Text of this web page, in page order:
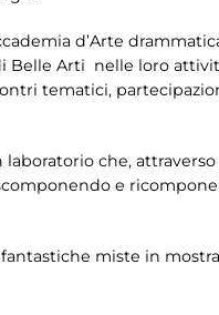
d’Arte
Belle Arti nelle loro
tematici,
che,
e
miste in